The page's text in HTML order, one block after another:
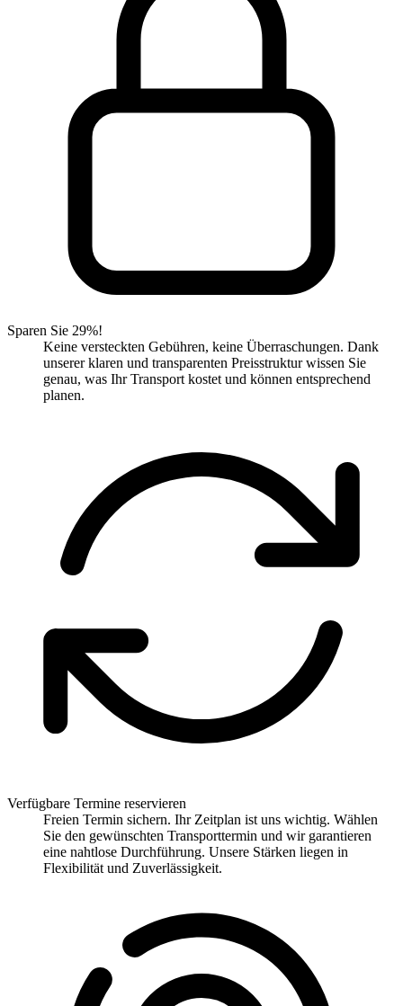
Sparen Sie 29%!
Keine versteckten Gebühren, keine Überraschungen. Dank
unserer klaren und transparenten Preisstruktur wissen Sie
genau, was Ihr Transport kostet und können entsprechend
planen.
Verfügbare Termine reservieren
Freien Termin sichern. Ihr Zeitplan ist uns wichtig. Wählen
Sie den gewünschten Transporttermin und wir garantieren
eine nahtlose Durchführung. Unsere Stärken liegen in
Flexibilität und Zuverlässigkeit.